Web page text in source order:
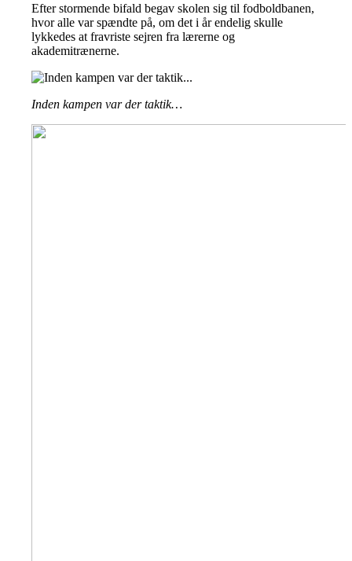
Efter stormende bifald begav skolen sig til fodboldbanen,
hvor alle var spændte på, om det i år endelig skulle
lykkedes at fravriste sejren fra lærerne og
akademitrænerne.
Inden kampen var der taktik…